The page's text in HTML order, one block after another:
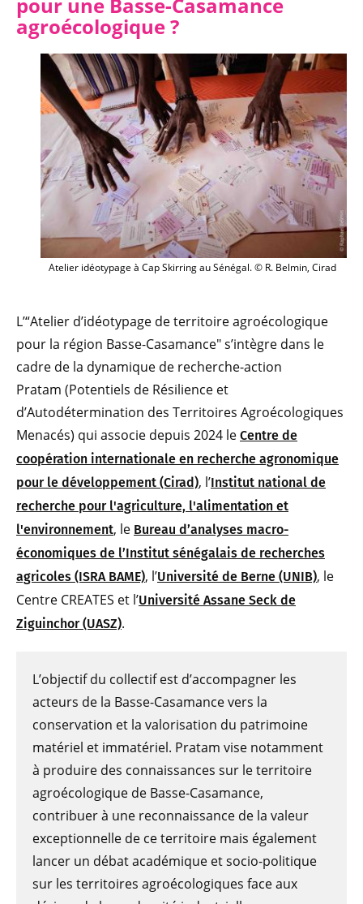
agroécologique ?
Atelier idéotypage à Cap Skirring au Sénégal. © R. Belmin, Cirad
L’“Atelier d’idéotypage de territoire agroécologique
pour la région Basse-Casamance" s’intègre dans le
cadre de la dynamique de recherche-action
Pratam (Potentiels de Résilience et
d’Autodétermination des Territoires Agroécologiques
Menacés) qui associe depuis 2024 le Centre de
coopération internationale en recherche agronomique
pour le développement (Cirad), l’Institut national de
recherche pour l'agriculture, l'alimentation et
l'environnement, le Bureau d’analyses macro-
économiques de l’Institut sénégalais de recherches
agricoles (ISRA BAME), l’Université de Berne (UNIB), le
Centre CREATES et l’Université Assane Seck de
Ziguinchor (UASZ).
L’objectif du collectif est d’accompagner les
acteurs de la Basse-Casamance vers la
conservation et la valorisation du patrimoine
matériel et immatériel. Pratam vise notamment
à produire des connaissances sur le territoire
agroécologique de Basse-Casamance,
contribuer à une reconnaissance de la valeur
exceptionnelle de ce territoire mais également
lancer un débat académique et socio-politique
sur les territoires agroécologiques face aux